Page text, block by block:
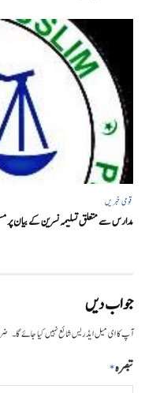
قومی خبریں
مدارس سے متعلق تسلیمہ نسرین کے بیان پر
جواب دیں
آپ کا ای میل ایڈریس شائع نہیں کیا جائے گا۔
تبصرہ*